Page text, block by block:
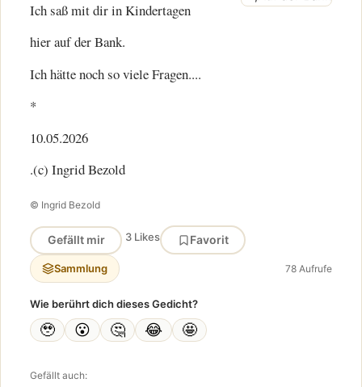
Ich saß mit dir in Kindertagen
hier auf der Bank.
Ich hätte noch so viele Fragen....
*
10.05.2026
.(c) Ingrid Bezold
© Ingrid Bezold
Gefällt mir 3 Likes Favorit
Sammlung 78 Aufrufe
Wie berührt dich dieses Gedicht?
🥹 😮 🤔 😂 🤩
Gefällt auch: